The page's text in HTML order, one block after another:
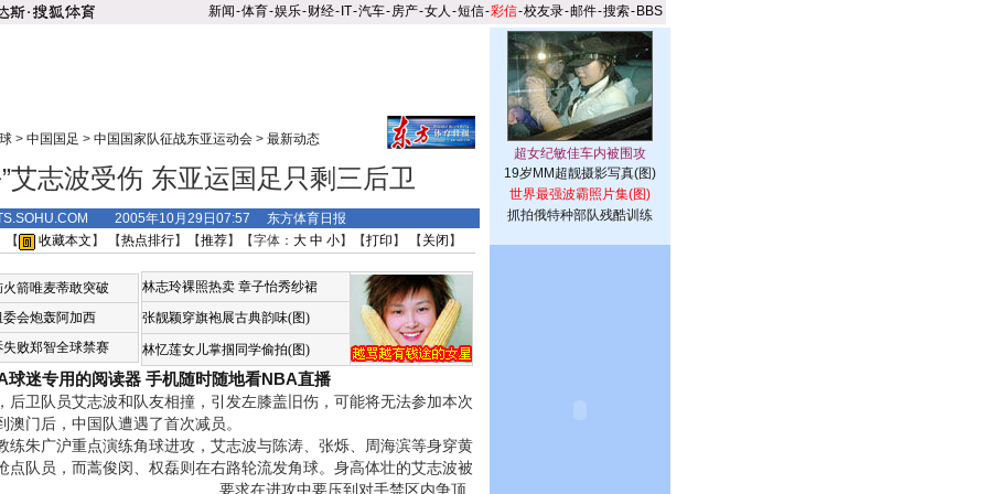
新闻-体育-娱乐-财经- IT-汽车-房产-女人 -短信-彩信-校友录-邮件-搜索- BBS
> 中国国足 > 中国国家队征战东亚运动会> 最新动态
艾志波受伤 东亚运国足只剩三后卫
2005年10月29日07:57 东方体育日报
【
收藏本文 】 【热点排行】【推荐】【字体： 大 中 小】【打印 】 【 关闭 】
箭唯麦蒂敢突破
会炮轰阿加西
败郑智全球禁赛
林志玲裸照热卖 章子怡秀纱裙
张靓颖穿旗袍展古典韵味(图)
林忆莲女儿掌掴同学偷拍(图)
球迷专用的阅读器 手机随时随地看NBA直播
队员艾志波和队友相撞，引发左膝盖旧伤，可能将无法参加本次
门后，中国队遭遇了首次减员。
广沪重点演练角球进攻，艾志波与陈涛、张烁、周海滨等身穿黄
队员，而蒿俊闵、权磊则在右路轮流发角球。 身高体壮的艾志波被
要求在进攻中要压到对手禁区内争顶
19岁MM超靓摄影写真(图)
世界最强波霸照片集(图)
抓拍俄特种部队残酷训练